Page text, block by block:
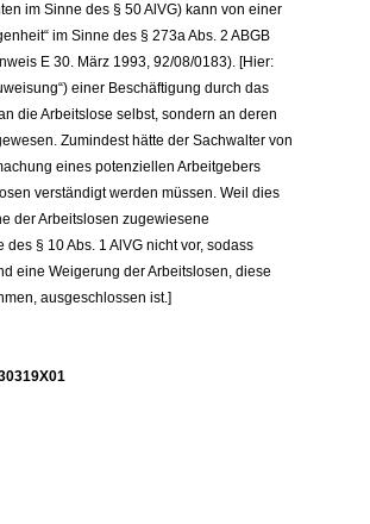
im Sinne des § 50 AlVG) kann von einer
im Sinne des § 273a Abs. 2 ABGB
E 30. März 1993, 92/08/0183). [Hier:
einer Beschäftigung durch das
die Arbeitslose selbst, sondern an deren
Zumindest hätte der Sachwalter von
eines potenziellen Arbeitgebers
verständigt werden müssen. Weil dies
der Arbeitslosen zugewiesene
des § 10 Abs. 1 AlVG nicht vor, sodass
eine Weigerung der Arbeitslosen, diese
ausgeschlossen ist.]